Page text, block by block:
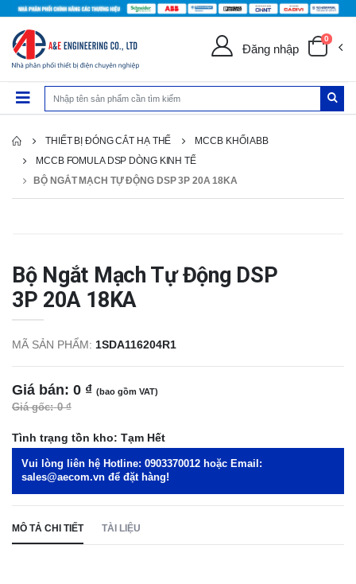
Đăng nhập
0
THIẾT BỊ ĐÓNG CẮT HẠ THẾ
MCCB KHỐI ABB
MCCB FOMULA DSP DÒNG KINH TẾ
BỘ NGẮT MẠCH TỰ ĐỘNG DSP 3P 20A 18KA
Bộ Ngắt Mạch Tự Động DSP
3P 20A 18KA
MÃ SẢN PHẨM: 1SDA116204R1
Giá bán: 0 ₫ (bao gồm VAT)
Giá gốc: 0 ₫
Tình trạng tồn kho: Tạm Hết
Vui lòng liên hệ Hotline: 0903370012 hoặc Email:
sales@aecom.vn để đặt hàng!
MÔ TẢ CHI TIẾT TÀI LIỆU